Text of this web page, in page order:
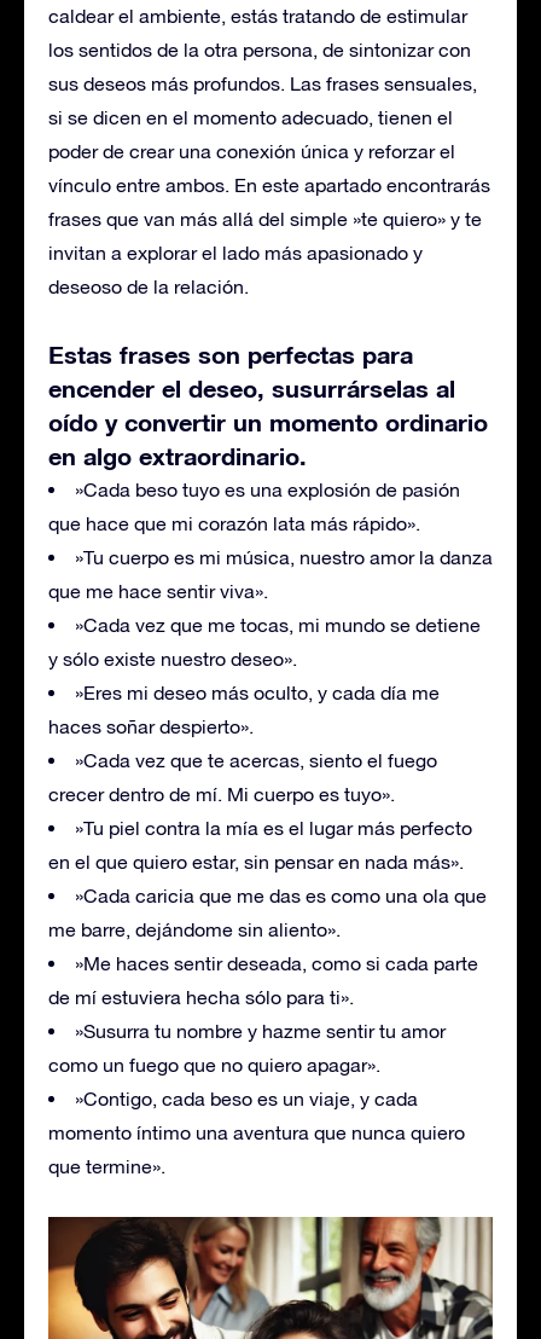
caldear el ambiente, estás tratando de estimular
los sentidos de la otra persona, de sintonizar con
sus deseos más profundos. Las frases sensuales,
si se dicen en el momento adecuado, tienen el
poder de crear una conexión única y reforzar el
vínculo entre ambos. En este apartado encontrarás
frases que van más allá del simple »te quiero» y te
invitan a explorar el lado más apasionado y
deseoso de la relación.
Estas frases son perfectas para
encender el deseo, susurrárselas al
oído y convertir un momento ordinario
en algo extraordinario.
»Cada beso tuyo es una explosión de pasión
que hace que mi corazón lata más rápido».
»Tu cuerpo es mi música, nuestro amor la danza
que me hace sentir viva».
»Cada vez que me tocas, mi mundo se detiene
y sólo existe nuestro deseo».
»Eres mi deseo más oculto, y cada día me
haces soñar despierto».
»Cada vez que te acercas, siento el fuego
crecer dentro de mí. Mi cuerpo es tuyo».
»Tu piel contra la mía es el lugar más perfecto
en el que quiero estar, sin pensar en nada más».
»Cada caricia que me das es como una ola que
me barre, dejándome sin aliento».
»Me haces sentir deseada, como si cada parte
de mí estuviera hecha sólo para ti».
»Susurra tu nombre y hazme sentir tu amor
como un fuego que no quiero apagar».
»Contigo, cada beso es un viaje, y cada
momento íntimo una aventura que nunca quiero
que termine».